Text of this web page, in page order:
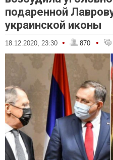
подаренной
украинской иконы
18.12.2020, 23:30 • 870 •